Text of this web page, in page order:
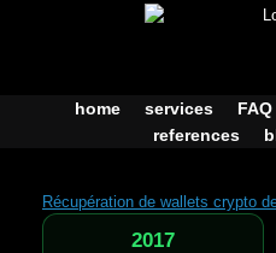
home services FAQ
references
Récupération de wallets crypto
2017